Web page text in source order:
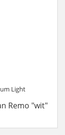
Light
Remo "wit"